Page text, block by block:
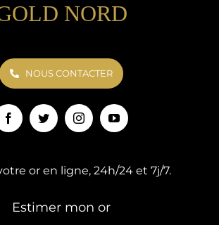
NORD
NOUS CONTACTER
or en ligne, 24h/24 et 7j/7.
Estimer mon or